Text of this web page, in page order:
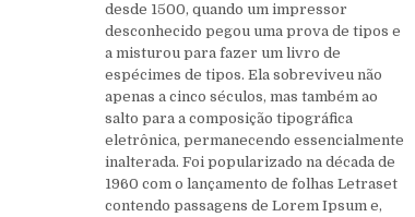
desde 1500, quando um impressor
desconhecido pegou uma prova de tipos e
a misturou para fazer um livro de
espécimes de tipos. Ela sobreviveu não
apenas a cinco séculos, mas também ao
salto para a composição tipográfica
eletrônica, permanecendo essencialmente
inalterada. Foi popularizado na década de
1960 com o lançamento de folhas Letraset
contendo passagens de Lorem Ipsum e,